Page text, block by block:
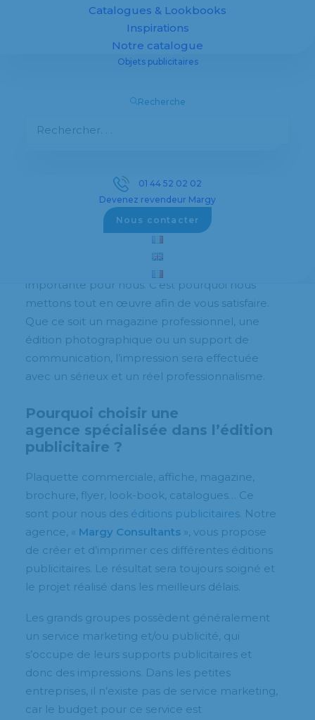
Catalogues & Lookbooks
Inspirations
Notre catalogue
Objets publicitaires
Recherche
01 44 52 02 02
Devenez revendeur Margy
Nous contacter
La plaquette commerciale
est un outil de présentation et de
communication. C’est un produit à fort
d’impressions sont les mêmes que sur les
autres supports, à savoir le choix du papier, du
plaquette représente une entreprise, un
Le magazine
importante pour nous. C’est pourquoi nous
mettons tout en œuvre afin de vous satisfaire.
Que ce soit un magazine professionnel, une
édition photographique ou un support de
communication, l’impression sera effectuée
avec un sérieux et un réel professionnalisme.
Pourquoi choisir une
agence spécialisée dans l’édition
publicitaire ?
Plaquette commerciale, affiche, magazine,
brochure, flyer, look-book, catalogues… Ce
sont pour nous des éditions publicitaires. Notre
agence, « Margy Consultants », vous propose
de créer et d’imprimer ces différentes éditions
publicitaires. Le résultat sera toujours soigné et
le projet réalisé dans les meilleurs délais.
Les grands groupes possèdent généralement
un service marketing et/ou publicité, qui
s’occupe de leurs supports publicitaires et
donc des impressions. Dans les petites
entreprises, il n’existe pas de service marketing,
car le budget pour ce service est